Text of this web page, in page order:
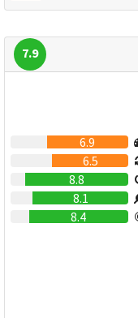
7.9
6.9
6.5
8.8
8.1
8.4